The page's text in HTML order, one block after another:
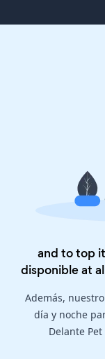
and to top
disponible at
Además,
día y noche
Delante